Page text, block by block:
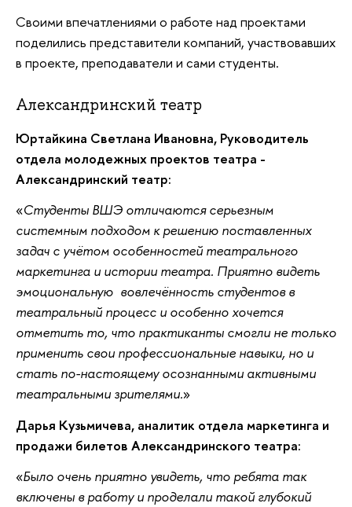
Своими впечатлениями о работе над проектами
поделились представители компаний, участвовавших
в проекте, преподаватели и сами студенты.
Александринский театр
Юртайкина Светлана Ивановна, Руководитель
отдела молодежных проектов театра -
Александринский театр:
Студенты ВШЭ отличаются серьезным
системным подходом к решению поставленных
задач с учётом особенностей театрального
маркетинга и истории театра. Приятно видеть
эмоциональную вовлечённость студентов в
театральный процесс и особенно хочется
отметить то, что практиканты смогли не только
применить свои профессиональные навыки, но и
стать по-настоящему осознанными активными
театральными зрителями.
Дарья Кузьмичева, аналитик отдела маркетинга и
продажи билетов Александринского театра:
Было очень приятно увидеть, что ребята так
включены в работу и проделали такой глубокий